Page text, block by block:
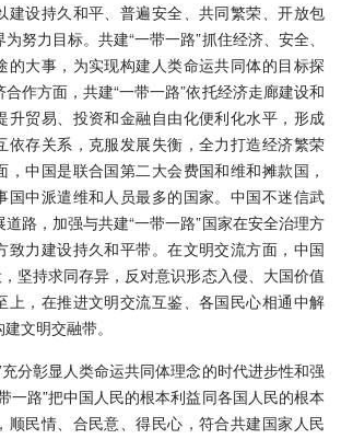
建设持久和平、普遍安全、共同繁荣、开放包
努力目标。共建“一带一路”抓住经济、安全、
的大事，为实现构建人类命运共同体的目标探
作方面，共建“一带一路”依托经济走廊建设和
升贸易、投资和金融自由化便利化水平，形成
依存关系，克服发展失衡，全力打造经济繁荣
，中国是联合国第二大会费国和维和摊款国，
国中派遣维和人员最多的国家。中国不迷信武
路，加强与共建“一带一路”国家在安全治理方
致力建设持久和平带。在文明交流方面，中国
坚持求同存异，反对意识形态入侵、大国价值
上，在推进文明交流互鉴、各国民心相通中解
文明交融带。
分彰显人类命运共同体理念的时代进步性和强
一路”把中国人民的根本利益同各国人民的根本
顺民情、合民意、得民心，符合共建国家人民